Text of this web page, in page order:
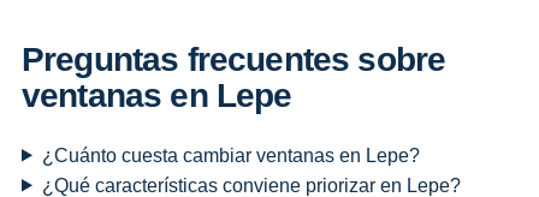
Preguntas frecuentes sobre
ventanas en Lepe
¿Cuánto cuesta cambiar ventanas en Lepe?
¿Qué características conviene priorizar en Lepe?